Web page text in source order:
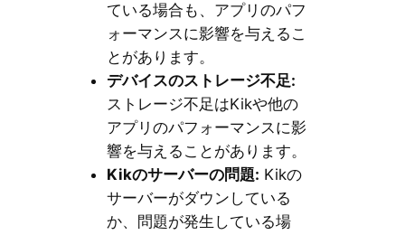
ている場合も、アプリのパフ
ォーマンスに影響を与えるこ
とがあります。
デバイスのストレージ不足:
ストレージ不足はKikや他の
アプリのパフォーマンスに影
響を与えることがあります。
Kikのサーバーの問題: Kikの
サーバーがダウンしている
か、問題が発生している場